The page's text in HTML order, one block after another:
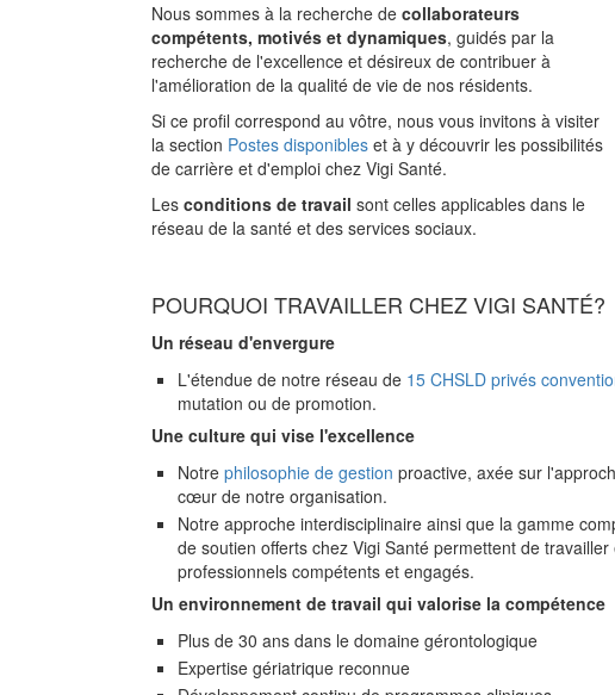
Nous sommes à la recherche de collaborateurs
compétents, motivés et dynamiques, guidés par la
recherche de l'excellence et désireux de contribuer à
l'amélioration de la qualité de vie de nos résidents.
Si ce profil correspond au vôtre, nous vous invitons à visiter
la section Postes disponibles et à y découvrir les possibilités
de carrière et d'emploi chez Vigi Santé.
Les conditions de travail sont celles applicables dans le
réseau de la santé et des services sociaux.
POURQUOI TRAVAILLER CHEZ VIGI SANTÉ?
Un réseau d'envergure
L'étendue de notre réseau de 15 CHSLD privés
mutation ou de promotion.
Une culture qui vise l'excellence
Notre philosophie de gestion proactive, axée sur
cœur de notre organisation.
Notre approche interdisciplinaire ainsi que la gamme
de soutien offerts chez Vigi Santé permettent de
professionnels compétents et engagés.
Un environnement de travail qui valorise la compétence
Plus de 30 ans dans le domaine gérontologique
Expertise gériatrique reconnue